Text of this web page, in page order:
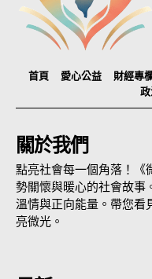
首頁 愛心公益 財經專
政
關於我們
點亮社會每一個角落！《
勢關懷與暖心的社會故事
溫情與正向能量。帶您看
亮微光。